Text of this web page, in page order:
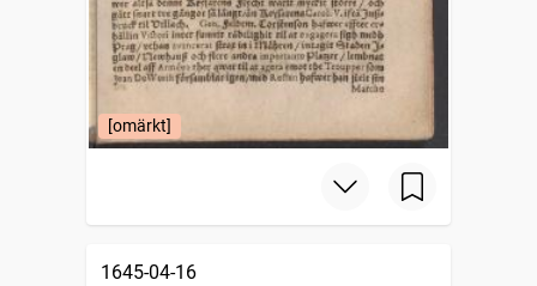
[omärkt]
1645-04-16